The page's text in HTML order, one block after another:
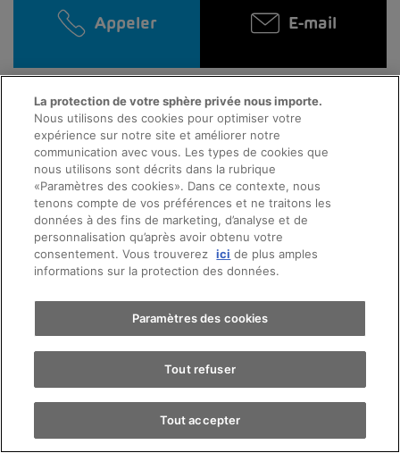
Appeler E-mail
La protection de votre sphère privée nous importe.
Nous utilisons des cookies pour optimiser votre
expérience sur notre site et améliorer notre
communication avec vous. Les types de cookies que
nous utilisons sont décrits dans la rubrique
«Paramètres des cookies». Dans ce contexte, nous
tenons compte de vos préférences et ne traitons les
données à des fins de marketing, d’analyse et de
personnalisation qu’après avoir obtenu votre
consentement. Vous trouverez ici de plus amples
informations sur la protection des données.
Paramètres des cookies
Tout refuser
Tout accepter